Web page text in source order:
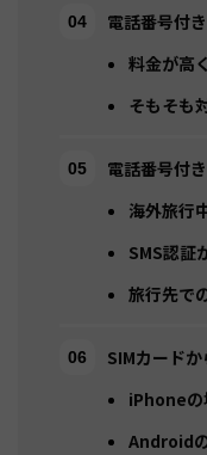
電話番号付
料金が高
そもそも
電話番号付
海外旅行
SMS認証
旅行先で
SIMカード
iPhoneの
Android